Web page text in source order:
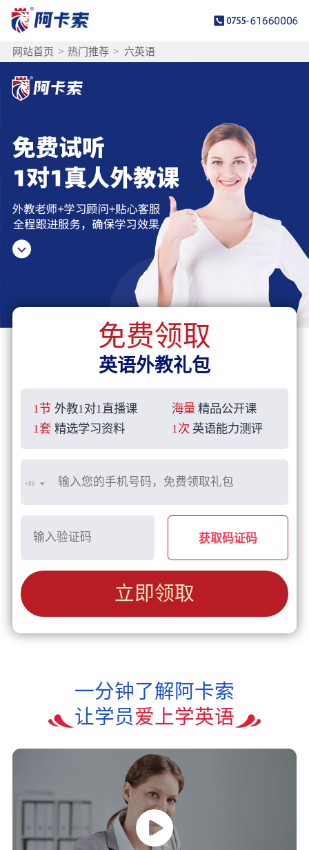
网站首页 > 热门推荐 > 六英语
免费领取
英语外教礼包
1节 外教1对1直播课 海量 精品公开课
1套 精选学习资料 1次 英语能力测评
+86
获取码证码
立即领取
一分钟了解阿卡索
让学员爱上学英语